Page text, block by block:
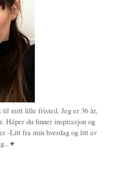
til mitt lille fristed. Jeg er 36 år,
Håper du finner inspirasjon og
-Litt fra min hverdag og litt av
♥